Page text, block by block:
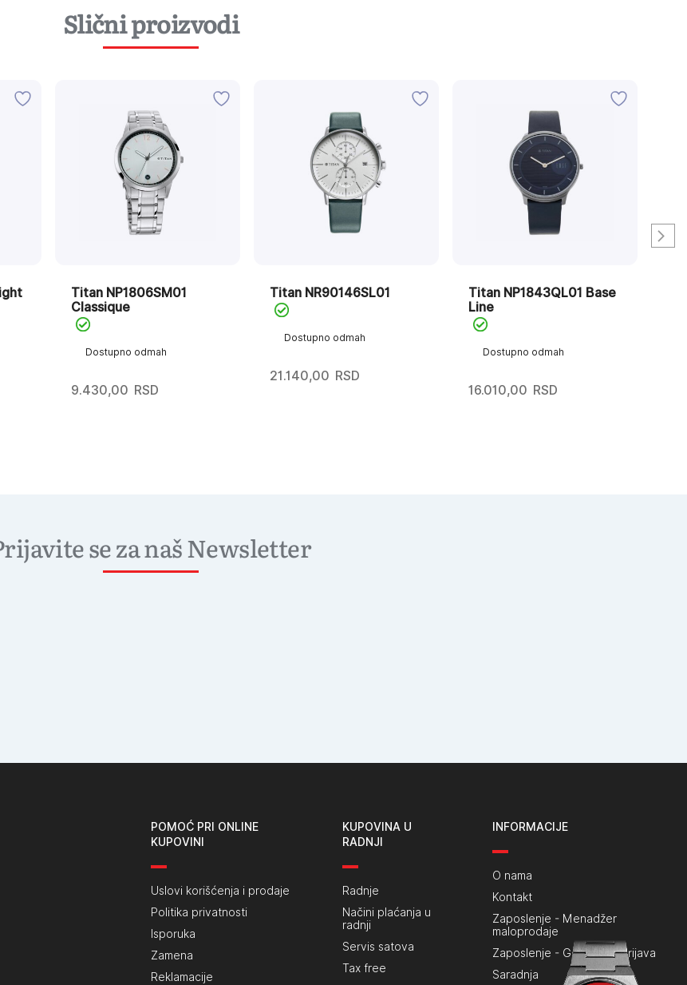
Slični proizvodi
Dostupno odmah
Titan NP1806SM01
Classique
9.430,00 RSD
Dostupno odmah
Titan NR90146SL01
21.140,00 RSD
Dostupno odmah
Titan NP1843QL01 Base
Line
16.010,00 RSD
se za naš Newsletter
POMOĆ PRI ONLINE
KUPOVINI
Uslovi korišćenja i prodaje
Politika privatnosti
Isporuka
Zamena
Reklamacije
KUPOVINA U
RADNJI
Radnje
Načini plaćanja u
radnji
Servis satova
Tax free
INFORMACIJE
O nama
Kontakt
Zaposlenje - Menadžer
maloprodaje
Zaposlenje - Generalna prijava
Saradnja